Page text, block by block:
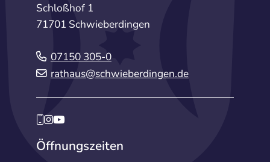
Schloßhof 1
71701 Schwieberdingen
07150 305-0
rathaus@schwieberdingen.de
Öffnungszeiten